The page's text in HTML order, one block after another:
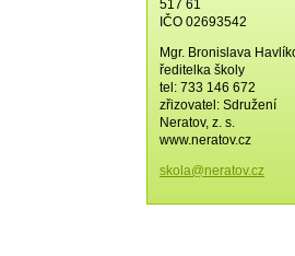
517 61
IČO 02693542
Mgr. Bronislava
ředitelka školy
tel: 733 146 672
zřizovatel: Sdružení
Neratov, z. s.
www.neratov.cz
skola@neratov.cz